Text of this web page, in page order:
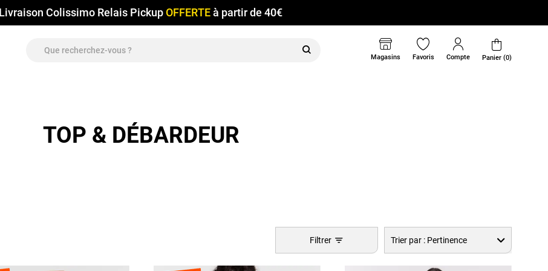
Livraison Colissimo Relais Pickup OFFERTEà partir de 40€
Magasins Favoris Compte Panier (0)
TOP & DÉBARDEUR
Filtrer Trier par :Pertinence